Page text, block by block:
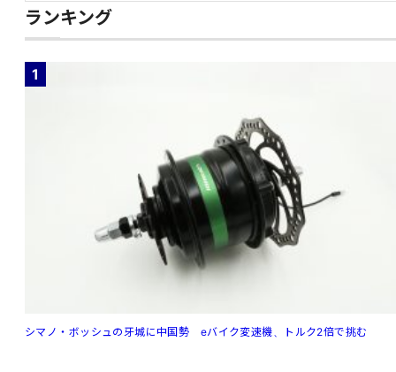
ランキング
1
シマノ・ボッシュの牙城に中国勢 eバイク変速機、トルク2倍で挑む